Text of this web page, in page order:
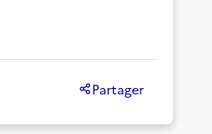
Partager